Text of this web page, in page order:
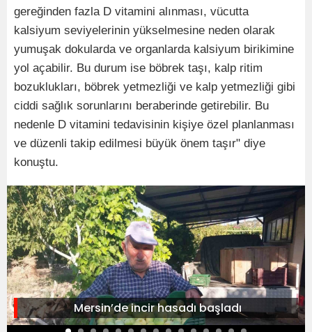
gereğinden fazla D vitamini alınması, vücutta
kalsiyum seviyelerinin yükselmesine neden olarak
yumuşak dokularda ve organlarda kalsiyum birikimine
yol açabilir. Bu durum ise böbrek taşı, kalp ritim
bozuklukları, böbrek yetmezliği ve kalp yetmezliği gibi
ciddi sağlık sorunlarını beraberinde getirebilir. Bu
nedenle D vitamini tedavisinin kişiye özel planlanması
ve düzenli takip edilmesi büyük önem taşır" diye
konuştu.
Mersin’de incir hasadı başladı